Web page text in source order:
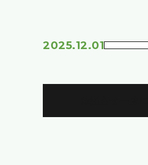
2025.12.01